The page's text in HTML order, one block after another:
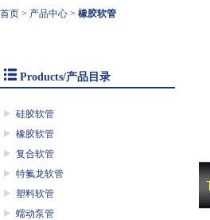
首页 > 产品中心 > 橡胶软管
Products/产品目录
硅胶软管
橡胶软管
复合软管
特氟龙软管
塑料软管
蠕动泵管